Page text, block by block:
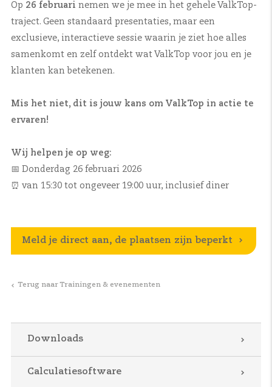
Op 26 februari nemen we je mee in het gehele ValkTop-
traject. Geen standaard presentaties, maar een
exclusieve, interactieve sessie waarin je ziet hoe alles
samenkomt en zelf ontdekt wat ValkTop voor jou en je
klanten kan betekenen.
Mis het niet, dit is jouw kans om ValkTop in actie te
ervaren!
Wij helpen je op weg:
📅 Donderdag 26 februari 2026
⏰ van 15:30 tot ongeveer 19:00 uur, inclusief diner
Meld je direct aan, de plaatsen zijn beperkt
Terug naar Trainingen & evenementen
Downloads
Calculatiesoftware